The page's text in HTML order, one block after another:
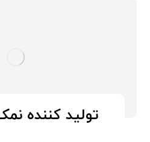
تولید کننده